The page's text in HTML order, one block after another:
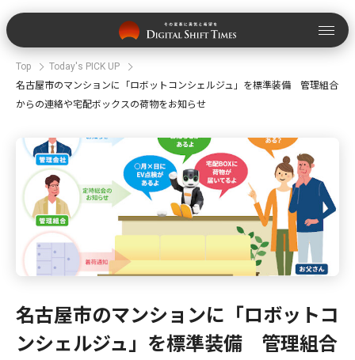
Top
Today's PICK UP
名古屋市のマンションに「ロボットコンシェルジュ」を標準装備 管理組合
からの連絡や宅配ボックスの荷物をお知らせ
名古屋市のマンションに「ロボットコ
ンシェルジュ」を標準装備 管理組合